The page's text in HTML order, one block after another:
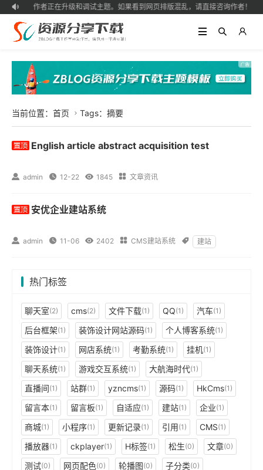
 作者正在升级和调试主题。如果看到网页排版混乱，请直接咨询作者！
当前位置： 首页  Tags：摘要
English article abstract acquisition test
 admin  12-22  1845  文章资讯
安优企业建站系统
 admin  11-06  2402  CMS建站系统  建站
热门标签
聊天室(2) cms(2) 文件下载(1) QQ(1) 汽车(1)
后台框架(1) 装饰设计网站源码(1) 个人博客系统(1)
装饰设计(1) 网店系统(1) 考勤系统(1) 挂机(1)
聊天系统(1) 游戏交互系统(1) 大航海时代(1)
直播间(1) 站群(1) yzncms(1) 源码(1) HkCms(1)
留言本(1) 留言板(1) 自适应(1) 建站(1) 企业(1)
商城(1) 小程序(1) 更新记录(1) 引用(1) CMS(1)
播放器(1) ckplayer(1) H标签(1) 松生(0) 文章(0)
测试(0) 网页配色(0) 轮播图(0) 子分类(0)